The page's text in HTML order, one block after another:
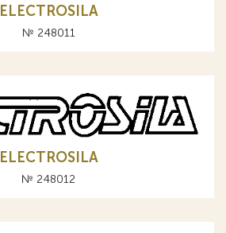
ELECTROSILA
№ 248011
ELECTROSILA
№ 248012